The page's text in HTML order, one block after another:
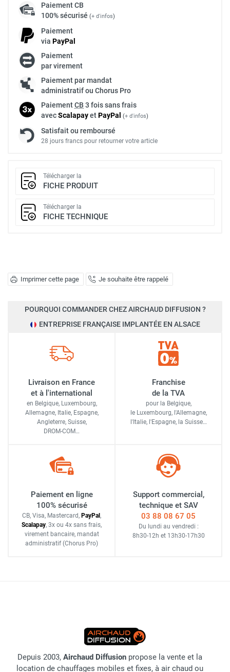
Imprimer cette page Je souhaite être rappelé
PaiementCB
100% sécurisé (+ d'infos)
Paiement
via PayPal
Paiement
par virement
Paiement par mandat
administratif ou Chorus Pro
PaiementCB 3 fois sans frais
avecScalapayetPayPal (+ d'infos)
Satisfait ou remboursé
28 jours francs pour retourner votre article
Télécharger la
FICHE PRODUIT
Télécharger la
FICHE TECHNIQUE
POURQUOI COMMANDER CHEZ AIRCHAUD DIFFUSION ?
ENTREPRISE FRANÇAISE IMPLANTÉE EN ALSACE
Livraison en France
et à l'international
en Belgique, Luxembourg,
Allemagne, Italie, Espagne,
Angleterre, Suisse,
DROM-COM…
Franchise
de la TVA
pour la Belgique,
le Luxembourg, l'Allemagne,
l'Italie, l'Espagne, la Suisse…
Paiement en ligne
100% sécurisé
CB, Visa, Mastercard, PayPal ,
Scalapay, 3x ou 4x sans frais,
virement bancaire, mandat
administratif (Chorus Pro)
Support commercial,
technique et SAV
03 88 08 67 05
Du lundi au vendredi :
8h30-12h et 13h30-17h30
Depuis 2003, Airchaud Diffusion propose la vente et la
location de chauffages mobiles et fixes, à air chaud ou